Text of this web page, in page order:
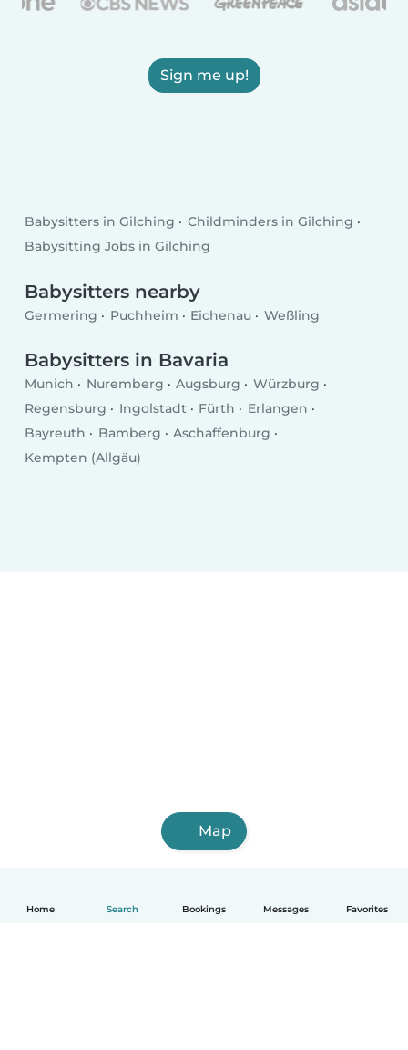
Home Search Bookings Messages Favorites
Sign me up!
Babysitters in Gilching
Childminders in Gilching
Babysitting Jobs in Gilching
Babysitters nearby
Germering Puchheim Eichenau Weßling
Babysitters in Bavaria
Munich Nuremberg Augsburg
Würzburg
Regensburg
Ingolstadt Fürth
Erlangen
Bayreuth
Bamberg
Aschaffenburg
Kempten (Allgäu)
Map